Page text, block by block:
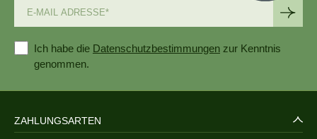
Ich habe die Datenschutzbestimmungen zur Kenntnis
genommen.
ZAHLUNGSARTEN